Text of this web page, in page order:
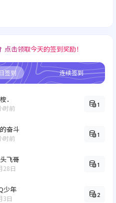
点击领取今天的签到奖励！
签到 连续签到
．
时前 1
奋斗
时前 1
飞哥
28日 1
少年
3日 2